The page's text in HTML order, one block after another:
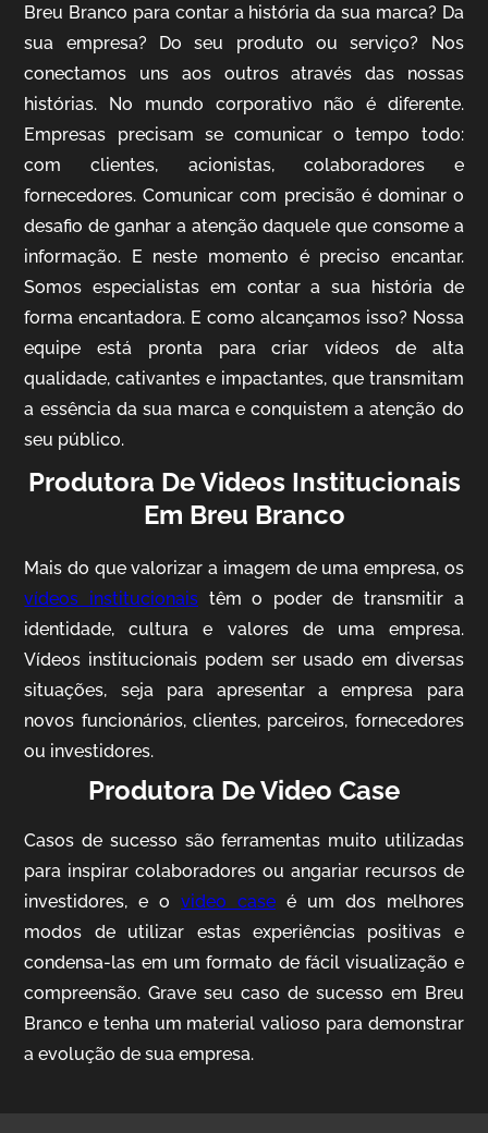
IQVIA
Cobertura de Eventos
Mosaic
Breu Branco para contar a história da sua marca? Da
sua empresa? Do seu produto ou serviço? Nos
conectamos uns aos outros através das nossas
histórias. No mundo corporativo não é diferente.
Empresas precisam se comunicar o tempo todo:
com clientes, acionistas, colaboradores e
fornecedores. Comunicar com precisão é dominar o
desafio de ganhar a atenção daquele que consome a
informação. E neste momento é preciso encantar.
Somos especialistas em contar a sua história de
forma encantadora. E como alcançamos isso? Nossa
equipe está pronta para criar vídeos de alta
qualidade, cativantes e impactantes, que transmitam
a essência da sua marca e conquistem a atenção do
seu público.
Produtora De Videos Institucionais
Em Breu Branco
Mais do que valorizar a imagem de uma empresa, os
vídeos institucionais têm o poder de transmitir a
identidade, cultura e valores de uma empresa.
Vídeos institucionais podem ser usado em diversas
situações, seja para apresentar a empresa para
novos funcionários, clientes, parceiros, fornecedores
ou investidores.
Produtora De Video Case
Casos de sucesso são ferramentas muito utilizadas
para inspirar colaboradores ou angariar recursos de
investidores, e ovideo case é um dos melhores
modos de utilizar estas experiências positivas e
condensa-las em um formato de fácil visualização e
compreensão. Grave seu caso de sucesso em Breu
Branco e tenha um material valioso para demonstrar
a evolução de sua empresa.